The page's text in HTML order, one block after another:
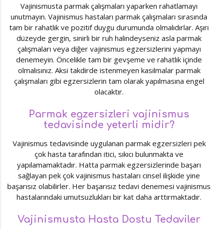
Vajinismusta parmak çalışmaları yaparken rahatlamayı
unutmayın. Vajinismus hastaları parmak çalışmaları sırasında
tam bir rahatlık ve pozitif duygu durumunda olmalıdırlar. Aşırı
düzeyde gergin, sinirli bir ruh halindeyseniz asla parmak
çalışmaları veya diğer vajinismus egzersizlerini yapmayı
denemeyin. Öncelikle tam bir gevşeme ve rahatlık içinde
olmalısınız. Aksi takdirde istenmeyen kasılmalar parmak
çalışmaları gibi egzersizlerin tam olarak yapılmasına engel
olacaktır.
Parmak egzersizleri vajinismus
tedavisinde yeterli midir?
Vajinismus tedavisinde uygulanan parmak egzersizleri pek
çok hasta tarafından itici, sıkıcı bulunmakta ve
yapılamamaktadır. Hatta parmak egzersizlerinde başarı
sağlayan pek çok vajinismus hastaları cinsel ilişkide yine
başarısız olabilirler. Her başarısız tedavi denemesi vajinismus
hastalarındaki umutsuzlukları bir kat daha arttırmaktadır.
Vajinismusta Hasta Dostu Tedaviler